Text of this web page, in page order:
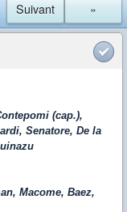
»
Suivant
(cap.),
Senatore, De la
Macome, Baez,